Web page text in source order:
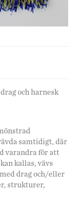
och harnesk
samtidigt, där
varandra för att
kallas, vävs
drag och/eller
strukturer,